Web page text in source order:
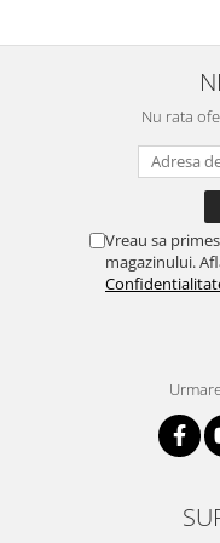
Nu rata
Vreau sa
magazinului.